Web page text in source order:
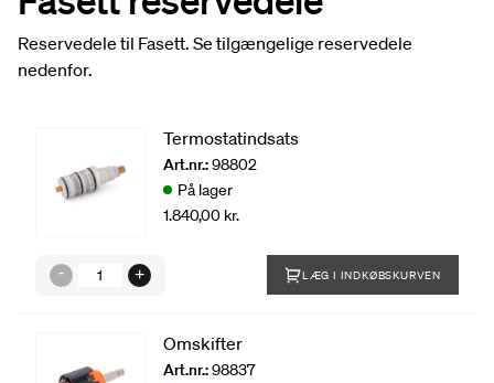
Reservedele til Fasett. Se tilgængelige reservedele
nedenfor.
Termostatindsats
Art.nr.:98802
På lager
1.840,00 kr.
LÆG I INDKØBSKURVEN
Omskifter
Art.nr.:98837